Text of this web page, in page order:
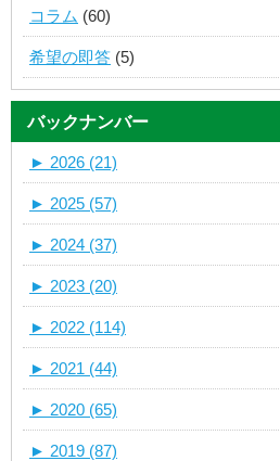
コラム (60)
希望の即答 (5)
バックナンバー
► 2026 (21)
► 2025 (57)
► 2024 (37)
► 2023 (20)
► 2022 (114)
► 2021 (44)
► 2020 (65)
► 2019 (87)